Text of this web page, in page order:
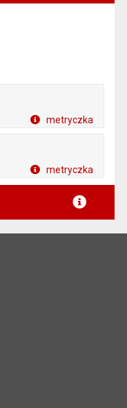
metryczka
metryczka